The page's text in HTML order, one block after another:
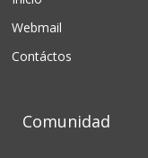
Webmail
Contáctos
Comunidad